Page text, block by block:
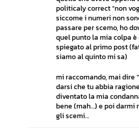
politicaly correct “non
siccome i numeri non
passare per scemo, ho
quel punto la mia colpa
spiegato al primo post
siamo al quinto mi sa)
mi raccomando, mai dire
darsi che tu abbia
diventato la mia
bene (mah…) e poi darmi
gli scemi…